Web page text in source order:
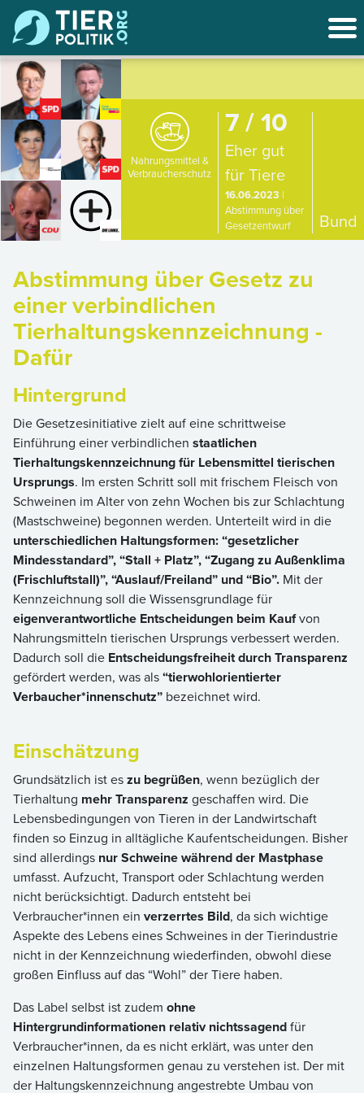
Nahrungsmittel &
Verbraucherschutz
7 / 10
Eher gut
für Tiere
16.06.2023 |
Abstimmung über
Gesetzentwurf
Bund
Abstimmung über Gesetz zu
einer verbindlichen
Tierhaltungskennzeichnung -
Dafür
Hintergrund
Die Gesetzesinitiative zielt auf eine schrittweise
Einführung einer verbindlichen staatlichen
Tierhaltungskennzeichnung für Lebensmittel tierischen
Ursprungs. Im ersten Schritt soll mit frischem Fleisch von
Schweinen im Alter von zehn Wochen bis zur Schlachtung
(Mastschweine) begonnen werden. Unterteilt wird in die
unterschiedlichen Haltungsformen: “gesetzlicher
Mindesstandard”, “Stall + Platz”, “Zugang zu Außenklima
(Frischluftstall)”, “Auslauf/Freiland” und “Bio”. Mit der
Kennzeichnung soll die Wissensgrundlage für
eigenverantwortliche Entscheidungen beim Kaufvon
Nahrungsmitteln tierischen Ursprungs verbessert werden.
Dadurch soll die Entscheidungsfreiheit durch Transparenz
gefördert werden, was als“tierwohlorientierter
Verbaucher*innenschutz” bezeichnet wird.
Einschätzung
Grundsätzlich ist eszu begrüßen, wenn bezüglich der
Tierhaltung mehr Transparenz geschaffen wird. Die
Lebensbedingungen von Tieren in der Landwirtschaft
finden so Einzug in alltägliche Kaufentscheidungen. Bisher
sind allerdings nur Schweine während der Mastphase
umfasst. Aufzucht, Transport oder Schlachtung werden
nicht berücksichtigt. Dadurch entsteht bei
Verbraucher*innen ein verzerrtes Bild, da sich wichtige
Aspekte des Lebens eines Schweines in der Tierindustrie
nicht in der Kennzeichnung wiederfinden, obwohl diese
großen Einfluss auf das “Wohl” der Tiere haben.
Das Label selbst ist zudem ohne
Hintergrundinformationen relativ nichtssagendfür
Verbraucher*innen, da es nicht erklärt, was unter den
einzelnen Haltungsformen genau zu verstehen ist. Der mit
der Haltungskennzeichnung angestrebte Umbau von